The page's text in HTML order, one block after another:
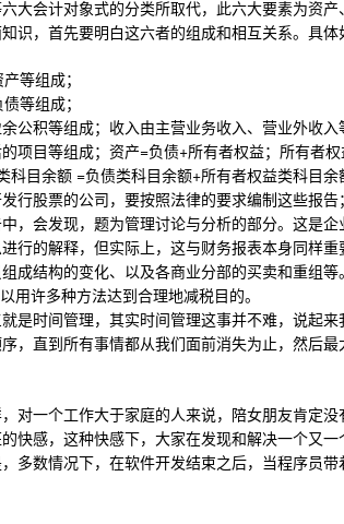
大会计对象式的分类所取代，此六大要素为资
识，首先要明白这六者的组成和相互关系。具体
等组成；
等组成；
公积等组成；收入由主营业务收入、营业外收
项目等组成；资产=负债+所有者权益；所有者权
科目余额=负债类科目余额+所有者权益类科目余
行股票的公司，要按照法律的要求编制这些报
，会发现，题为管理讨论与分析的部分。这是
行的解释，但实际上，这与财务报表本身同样
成结构的变化、以及各商业分部的买卖和重组
用许多种方法达到合理地减税目的。
是时间管理，其实时间管理这事并不难，说起
，直到所有事情都从我们面前消失为止，然后
对一个工作大于家庭的人来说，陪女朋友肯定
快感，这种快感下，大家在发现和解决一个又一
多数情况下，在软件开发结束之后，当程序员